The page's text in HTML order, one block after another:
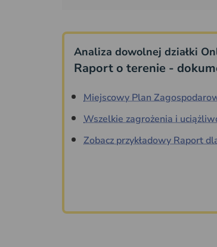
Analiza dowolnej działki
Raport o terenie -
Miejscowy Plan
Wszelkie zagrożenia i
Zobacz przykładowy Raport